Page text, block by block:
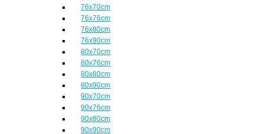
76x70cm
76x76cm
76x80cm
76x90cm
80x70cm
80x76cm
80x80cm
80x90cm
90x70cm
90x76cm
90x80cm
90x90cm